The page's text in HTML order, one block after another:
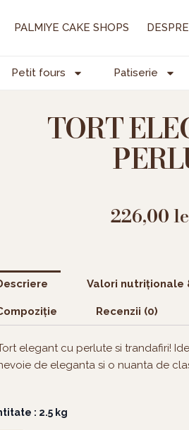
PALMIYE CAKE SHOPS
Petit fours Patiserie
TORT
226,00
Valori nutriționale
Recenzii (0)
elegant cu perlute si trandafiri!
de eleganta si o nuanta de
: 2.5 kg